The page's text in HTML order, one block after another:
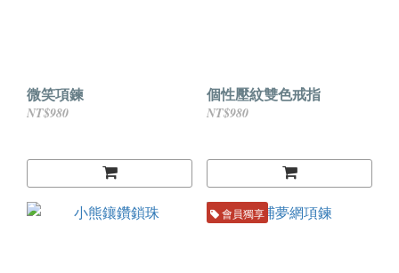
微笑項鍊
NT$980
個性壓紋雙色戒指
NT$980
會員獨享